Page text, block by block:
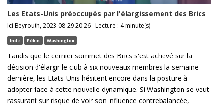
Les Etats-Unis préoccupés par l'élargissement des Brics
Ici Beyrouth, 2023-08-29 20:26 - Lecture : 4 minute(s)
Inde Pékin Washington
Tandis que le dernier sommet des Brics s'est achevé sur la
décision d'élargir le club à six nouveaux membres la semaine
dernière, les Etats-Unis hésitent encore dans la posture à
adopter face à cette nouvelle dynamique. Si Washington se veut
rassurant sur risque de voir son influence contrebalancée,